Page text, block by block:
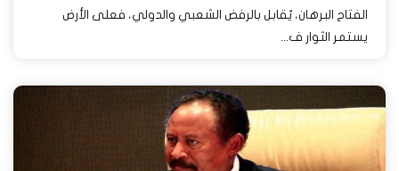
الفتاح البرهان، يٌقابل بالرفض الشعبي والدولي، فعلى الأرض
يستمر الثوار ف...